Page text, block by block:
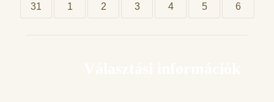
31 1 2 3 4 5 6